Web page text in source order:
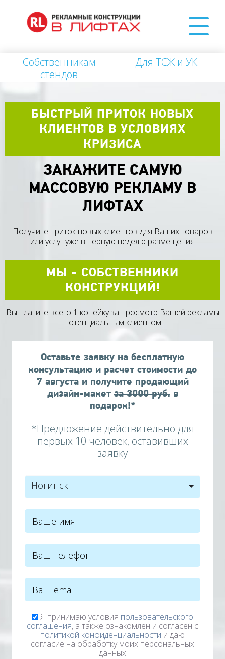
Собственникам
стендов
Для ТСЖ и УК
БЫСТРЫЙ ПРИТОК НОВЫХ
КЛИЕНТОВ В УСЛОВИЯХ
КРИЗИСА
ЗАКАЖИТЕ САМУЮ
МАССОВУЮ РЕКЛАМУ В
ЛИФТАХ
Получите приток новых клиентов для Ваших товаров
или услуг уже в первую неделю размещения
МЫ - СОБСТВЕННИКИ
КОНСТРУКЦИЙ!
Вы платите всего 1 копейку за просмотр Вашей рекламы
потенциальным клиентом
Оставьте заявку на бесплатную
консультацию и расчет стоимости до
7 августаи получите продающий
дизайн-макетза 3000 руб.в
подарок!*
*Предложение действительно для
первых 10 человек, оставивших
заявку
Ногинск
Я принимаю условия пользовательского
соглашения, а также ознакомлен и согласен с
политикой конфиденциальности и даю
согласие на обработку моих персональных
данных